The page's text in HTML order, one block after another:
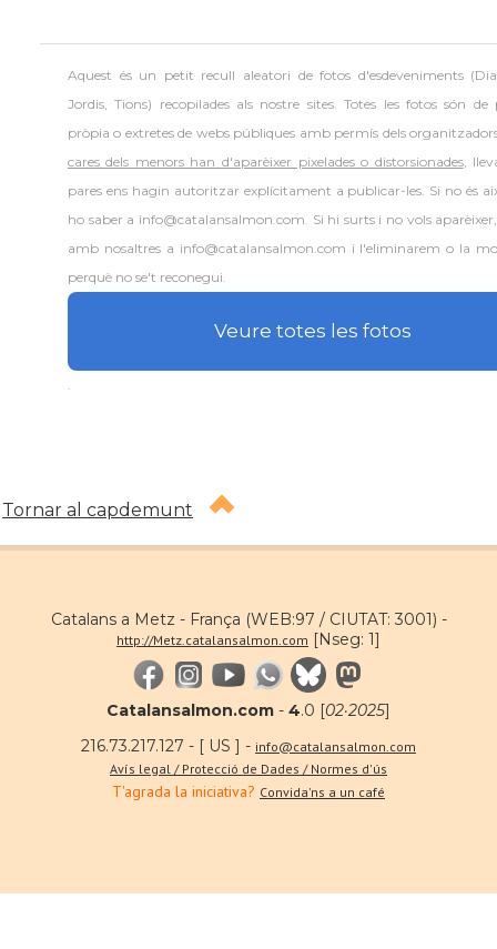
Aquest és un petit recull aleatori defotos d'esdeveniments
Jordis, Tions) recopilades als nostre sites. Totes les fotos són de
pròpia o extretes de webs públiques amb permís dels
cares dels menors han d'aparèixer pixelades o distorsionades,
pares ens hagin autoritzar explícitament a publicar-les. Si no és
ho saber a info@catalansalmon.com. Si hi surts i no vols
amb nosaltres a info@catalansalmon.com i l'eliminarem o la
perquè no se't reconegui.
Veure totes les fotos
Tornar al capdemunt
Catalans a Metz - França (WEB:97 / CIUTAT: 3001) -
http://Metz.catalansalmon.com [Nseg: 1]
Catalansalmon.com - 4.0 [02·2025]
216.73.217.127 - [ US ] - info@catalansalmon.com
Avís legal / Protecció de Dades / Normes d'ús
T'agrada la iniciativa? Convida'ns a un café